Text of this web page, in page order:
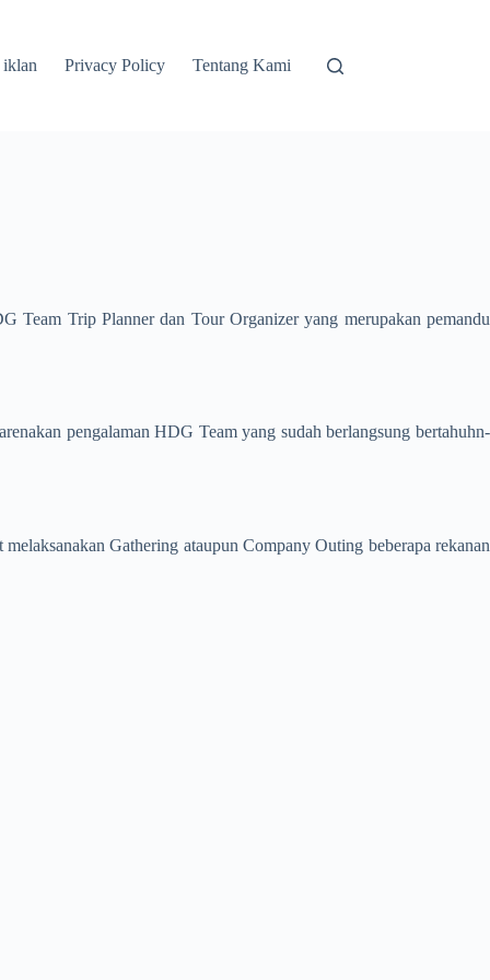
iklan Privacy Policy Tentang Kami
Team Trip Planner dan Tour Organizer yang merupakan pemandu
pengalaman HDG Team yang sudah berlangsung bertahuhn-
Gathering ataupun Company Outing beberapa rekanan